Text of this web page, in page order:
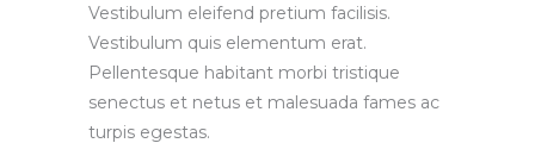
Vestibulum eleifend pretium facilisis.
Vestibulum quis elementum erat.
Pellentesque habitant morbi tristique
senectus et netus et malesuada fames ac
turpis egestas.